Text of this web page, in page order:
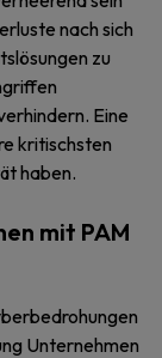
nach sich
zu
Eine
kritischsten
haben.
mit PAM
Unternehmen